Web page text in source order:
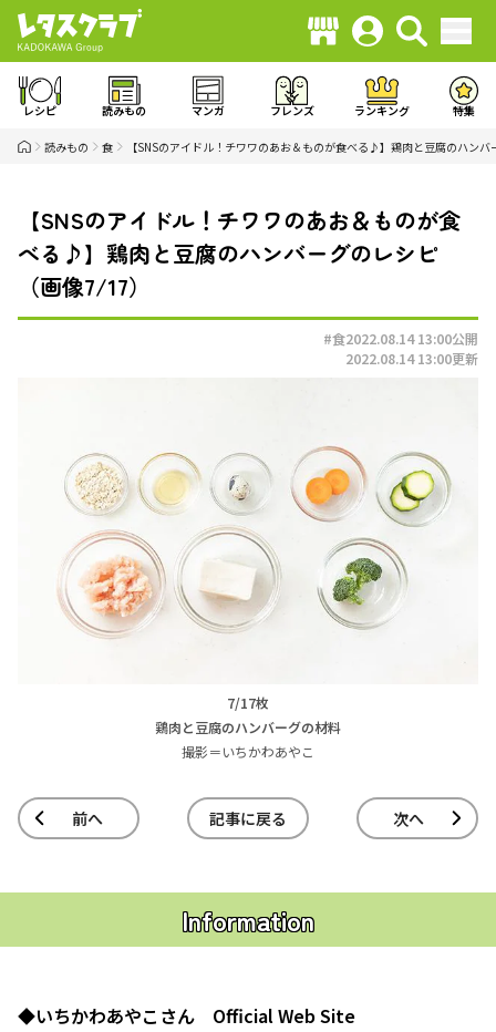
レシピ 読みもの マンガ フレンズ ランキング 特集
読みもの 食 【SNSのアイドル！チワワのあお＆ものが食べる♪】鶏肉と豆腐のハンバ
【SNSのアイドル！チワワのあお＆ものが食
べる♪】鶏肉と豆腐のハンバーグのレシピ
（画像7/17）
#食2022.08.14 13:00公開
2022.08.14 13:00更新
7/17枚
鶏肉と豆腐のハンバーグの材料
撮影＝いちかわあやこ
前へ 記事に戻る 次へ
Information
◆いちかわあやこさん Official Web Site